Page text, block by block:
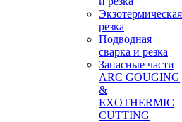
Экзотермическая
резка
Подводная
сварка и резка
Запасные части
ARC GOUGING
&
EXOTHERMIC
CUTTING